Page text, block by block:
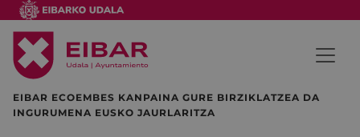
EIBAR ECOEMBES KANPAINA GURE BIRZIKLATZEA DA
INGURUMENA EUSKO JAURLARITZA